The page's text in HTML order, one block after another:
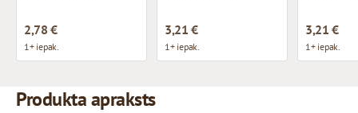
2,78 €
1+ iepak.
3,21 €
1+ iepak.
3,21 €
1+ iepak.
Produkta apraksts